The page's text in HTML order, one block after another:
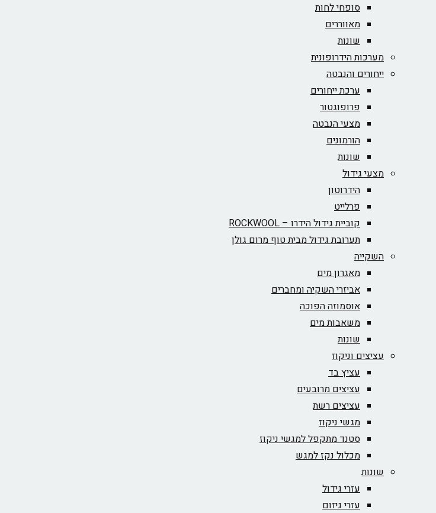
סופחי לחות
מאווררים
שונות
מערכות הידרופונית
ייחורים והנבטה
ערכת ייחורים
פרופוגטור
מצעי הנבטה
הורמונים
שונות
מצעי גידול
הידרוטון
פרלייט
קוביית גידול הידרו – ROCKWOOL‏
תערובת גידול מבית טוף מרום גולן
השקייה
מאגרון מים
אביזרי השקיה ומחברים
אוסמוזה הפוכה
משאבות מים
שונות
עציצים וניקוז
עציץ בד
עציצים מרובעים
עציצים רשת
מגשי ניקוז
סטנד מתקפל למגשי ניקוז
מכלול נקז למגש
שונות
עזרי גידול
עזרי גיזום